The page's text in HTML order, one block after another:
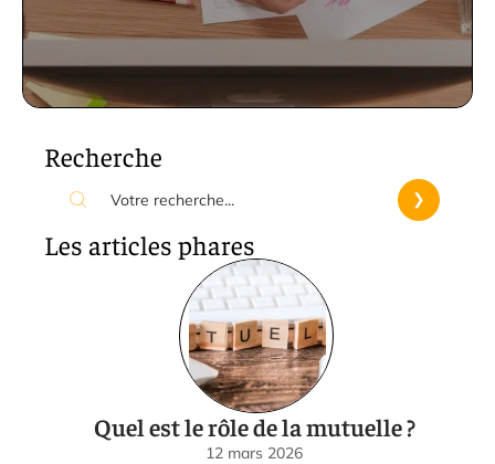
Recherche
Les articles phares
Quel est le rôle de la mutuelle ?
12 mars 2026